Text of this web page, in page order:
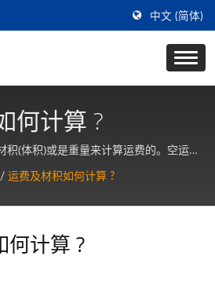
中文 (简体)
何计算 ?
(体积)或是重量来计算运费的。空运以
运则大多以材积来计算。 若以材积来计
才能知道运费。 只要先量出包装箱的长
/ 运费及材积如何计算 ?
何计算 ?